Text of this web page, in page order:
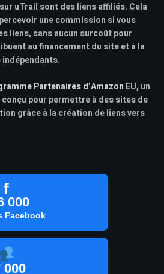
uTrail sont des liens affiliés. Cela
une commission si vous
liens, sans aucun surcoût pour
au financement du site et à la
Partenaires d’Amazon EU, un
pour permettre à des sites de
grâce à la création de liens vers
f
000
Facebook
000